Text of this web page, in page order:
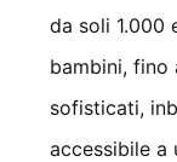
da soli 1.000
bambini,
sofisticati,
accessibile a